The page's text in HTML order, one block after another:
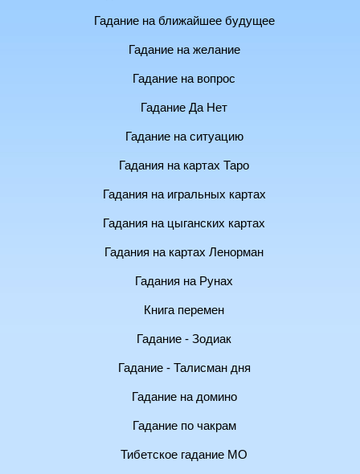
Гадание на ближайшее будущее
Гадание на желание
Гадание на вопрос
Гадание Да Нет
Гадание на ситуацию
Гадания на картах Таро
Гадания на игральных картах
Гадания на цыганских картах
Гадания на картах Ленорман
Гадания на Рунах
Книга перемен
Гадание - Зодиак
Гадание - Талисман дня
Гадание на домино
Гадание по чакрам
Тибетское гадание МО